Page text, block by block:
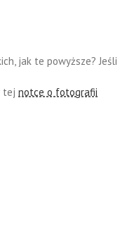
jak te powyższe? Jeśli
tej notce o fotografii